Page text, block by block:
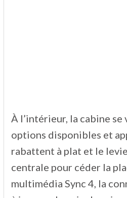
À l’intérieur, la cabine
options disponibles et
rabattent à plat et le
centrale pour céder la
multimédia Sync 4, la